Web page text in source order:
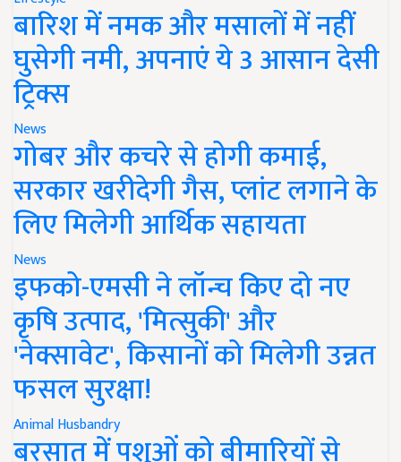
बारिश में नमक और मसालों में नहीं
घुसेगी नमी, अपनाएं ये 3 आसान देसी
ट्रिक्स
News
गोबर और कचरे से होगी कमाई,
सरकार खरीदेगी गैस, प्लांट लगाने के
लिए मिलेगी आर्थिक सहायता
News
इफको-एमसी ने लॉन्च किए दो नए
कृषि उत्पाद, 'मित्सुकी' और
'नेक्सावेट', किसानों को मिलेगी उन्नत
फसल सुरक्षा!
Animal Husbandry
बरसात में पशुओं को बीमारियों से